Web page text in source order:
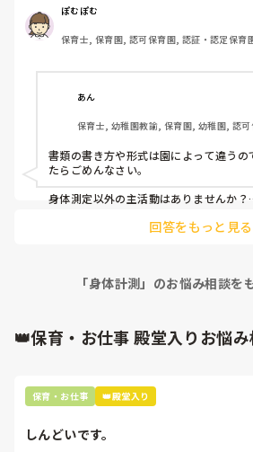
です。ぽむぽむ
保育士, 保育園, 認可保育園, 認証・認定保育
あん
保育士, 幼稚園教諭, 保育園, 幼稚園, 認可
書類の書き方や形式は園によって違うの
たらごめんなさい。
身体測定以外の主活動はありませんか？
その中で、身体測定についても書けば良
ねらい :
○保育者に見守られながら安心して遊ぶ
環境構成 :
○十分な数の玩具を数種類用意しておく
○安全に遊んだり、ずりばいやハイハイ
○安心できるよう声を掛けたり歌を歌い
○素早くかつ的確に測定できるよう２人
回答をもっと見る
「身体計測」のお悩み相談を
👑保育・お仕事 殿堂入りお悩み
保育・お仕事 👑殿堂入り
しんどいです。